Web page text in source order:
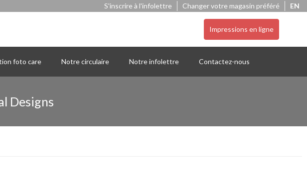
S'inscrire à l'infolettre Changer votre magasin préféré EN
Impressions en ligne
foto care Notre circulaire Notre infolettre Contactez-nous
Designs